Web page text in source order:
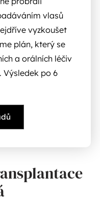
vlasů
vyzkoušet
plán, který se
a orálních léčiv
Výsledek po 6